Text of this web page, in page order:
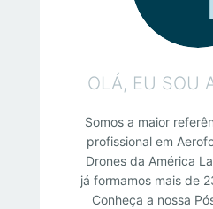
OLÁ, EU SOU
Somos a maior
profissional em
Drones da América
já formamos mais de
Conheça a nossa